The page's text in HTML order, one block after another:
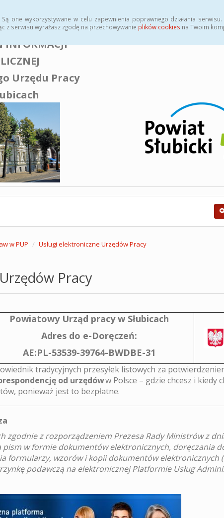
one wykorzystywane w celu zapewnienia poprawnego działania
z serwisu wyrażasz zgodę na przechowywanie plików cookies na Twoim
INFORMACJI
Urzędu Pracy
w PUP Usługi elektroniczne Urzędów Pracy
Pracy
Powiatowy Urząd pracy w Słubicach
Adres do e-Doręczeń:
AE:PL-53539-39764-BWDBE-31
tradycyjnych przesyłek listowych za
od urzędóww Polsce – gdzie chcesz i kiedy
ponieważ jest to bezpłatne.
zgodnie z rozporządzeniem Prezesa Rady Ministrów z
pism w formie dokumentów elektronicznych, doręczania
formularzy, wzorów i kopii dokumentów elektronicznych
podawczą na elektronicznej Platformie Usług